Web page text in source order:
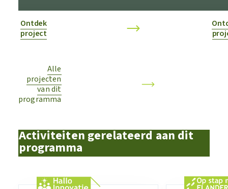
Ontdek
project
Alle
projecten
van dit
programma
Activiteiten gerelateerd aan dit
programma